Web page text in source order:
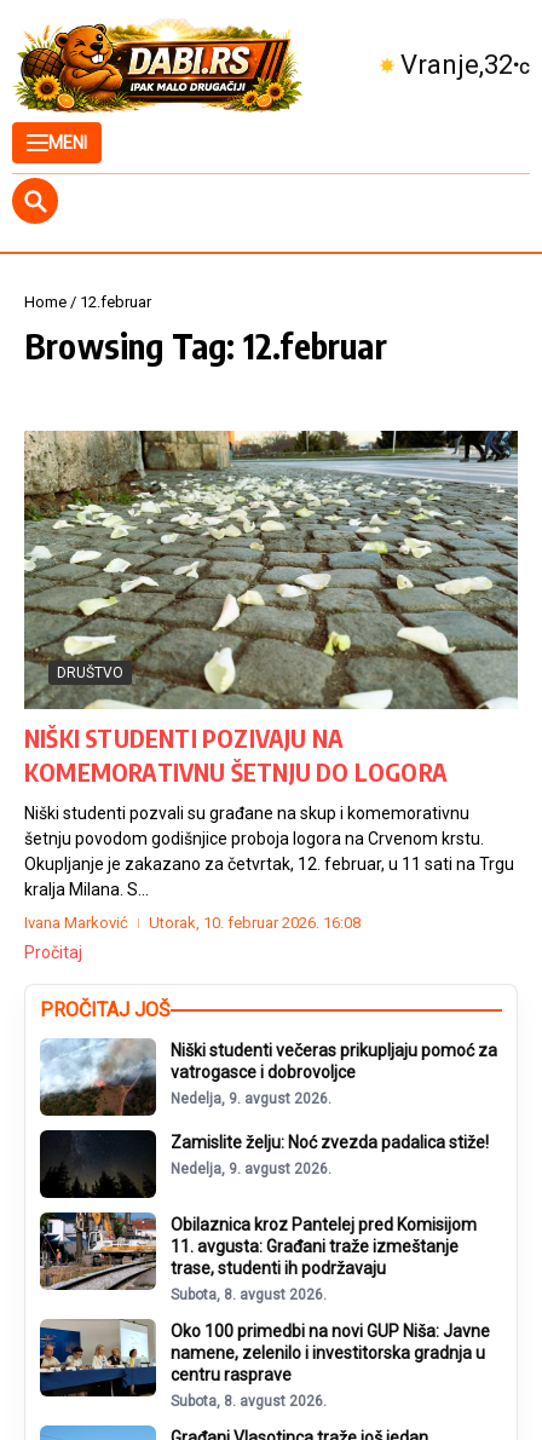
MENI
Vranje 32°C
Home / 12.februar
Browsing Tag: 12.februar
DRUŠTVO
NIŠKI STUDENTI POZIVAJU NA
KOMEMORATIVNU ŠETNJU DO LOGORA
Niški studenti pozvali su građane na skup i komemorativnu
šetnju povodom godišnjice proboja logora na Crvenom krstu.
Okupljanje je zakazano za četvrtak, 12. februar, u 11 sati na Trgu
kralja Milana. S...
Ivana Marković Utorak, 10. februar 2026. 16:08
Pročitaj
PROČITAJ JOŠ
Niški studenti večeras prikupljaju pomoć za
vatrogasce i dobrovoljce
Nedelja, 9. avgust 2026.
Zamislite želju: Noć zvezda padalica stiže!
Nedelja, 9. avgust 2026.
Obilaznica kroz Pantelej pred Komisijom
11. avgusta: Građani traže izmeštanje
trase, studenti ih podržavaju
Subota, 8. avgust 2026.
Oko 100 primedbi na novi GUP Niša: Javne
namene, zelenilo i investitorska gradnja u
centru rasprave
Subota, 8. avgust 2026.